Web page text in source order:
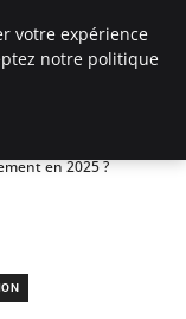
en 2025 ?
votre expérience
notre politique